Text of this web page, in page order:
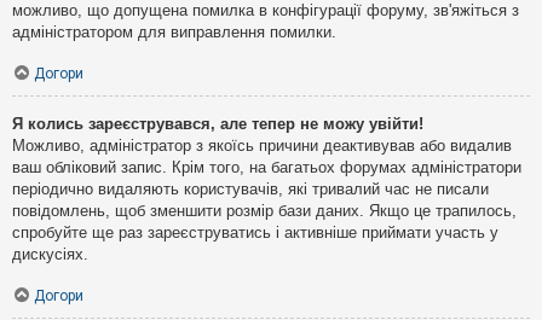
можливо, що допущена помилка в конфігурації форуму, зв'яжіться з
адміністратором для виправлення помилки.
Догори
Я колись зареєструвався, але тепер не можу увійти!
Можливо, адміністратор з якоїсь причини деактивував або видалив
ваш обліковий запис. Крім того, на багатьох форумах адміністратори
періодично видаляють користувачів, які тривалий час не писали
повідомлень, щоб зменшити розмір бази даних. Якщо це трапилось,
спробуйте ще раз зареєструватись і активніше приймати участь у
дискусіях.
Догори